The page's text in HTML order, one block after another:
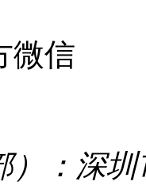
微信
）：深